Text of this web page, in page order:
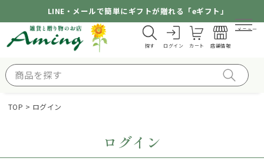
LINE・メールで簡単にギフトが贈れる「eギフト」
探す ログイン カート 店舗情報
メニュー
TOP ログイン
ログイン